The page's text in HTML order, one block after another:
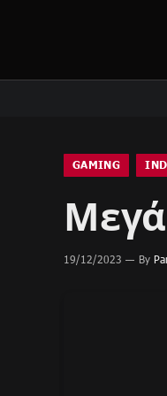
GAMING
19/12/2023 By